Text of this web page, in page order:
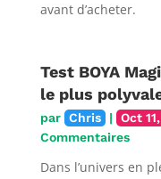
avant d’acheter.
Test BOYA
le plus
par Chris | Oct
Commentaires
Dans l’univers en